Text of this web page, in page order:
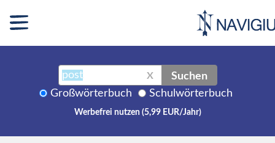
X Suchen
Großwörterbuch Schulwörterbuch
Werbefrei nutzen (5,99 EUR/Jahr)